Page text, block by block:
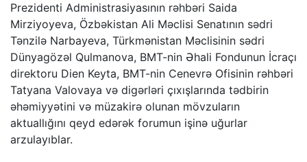
Prezidenti Administrasiyasının rəhbəri Saida
Mirziyoyeva, Özbəkistan Ali Məclisi Senatının sədri
Tənzilə Narbayeva, Türkmənistan Məclisinin sədri
Dünyagözəl Qulmanova, BMT-nin Əhali Fondunun İcraçı
direktoru Dien Keyta, BMT-nin Cenevrə Ofisinin rəhbəri
Tatyana Valovaya və digərləri çıxışlarında tədbirin
əhəmiyyətini və müzakirə olunan mövzuların
aktuallığını qeyd edərək forumun işinə uğurlar
arzulayıblar.